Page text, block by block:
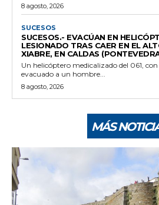
8 agosto, 2026
SUCESOS
SUCESOS.- EVACÚAN EN
LESIONADO TRAS CAER EN EL
XIABRE, EN CALDAS
Un helicóptero medicalizado del 061,
evacuado a un hombre...
8 agosto, 2026
MÁS